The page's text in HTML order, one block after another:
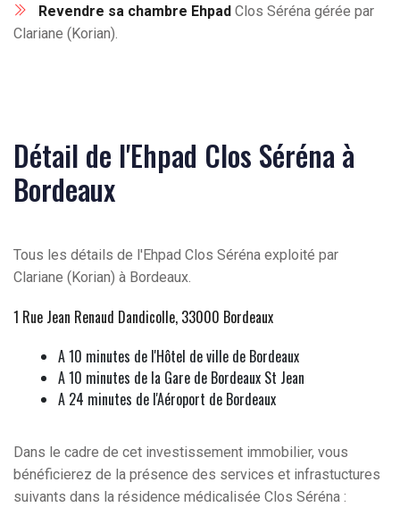
Revendre sa chambre Ehpad Clos Séréna gérée par
Clariane (Korian).
Détail de l'Ehpad Clos Séréna à
Bordeaux
Tous les détails de l'Ehpad Clos Séréna exploité par
Clariane (Korian) à Bordeaux.
1 Rue Jean Renaud Dandicolle, 33000 Bordeaux
A 10 minutes de l'Hôtel de ville de Bordeaux
A 10 minutes de la Gare de Bordeaux St Jean
A 24 minutes de l'Aéroport de Bordeaux
Dans le cadre de cet investissement immobilier, vous
bénéficierez de la présence des services et infrastuctures
suivants dans la résidence médicalisée Clos Séréna :